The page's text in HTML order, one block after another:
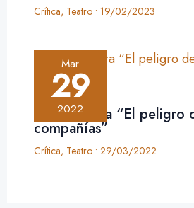
Crítica, Teatro •19/02/2023
Mar
29
2022
Crítica: obra “El peligro
compañías”
Crítica, Teatro •29/03/2022